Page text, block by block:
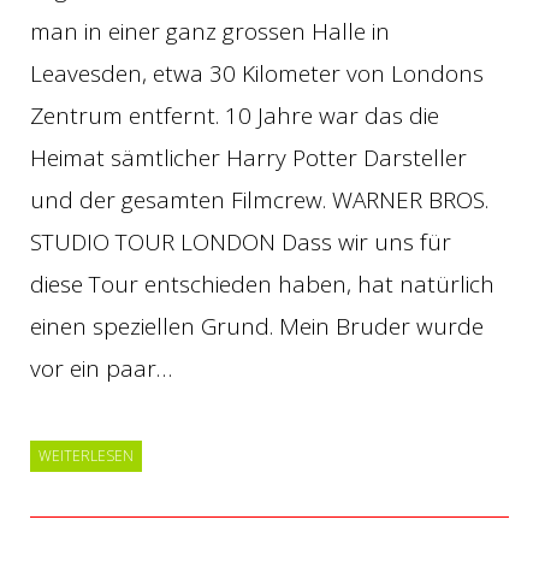
man in einer ganz grossen Halle in
Leavesden, etwa 30 Kilometer von Londons
Zentrum entfernt. 10 Jahre war das die
Heimat sämtlicher Harry Potter Darsteller
und der gesamten Filmcrew. WARNER BROS.
STUDIO TOUR LONDON Dass wir uns für
diese Tour entschieden haben, hat natürlich
einen speziellen Grund. Mein Bruder wurde
vor ein paar…
WEITERLESEN